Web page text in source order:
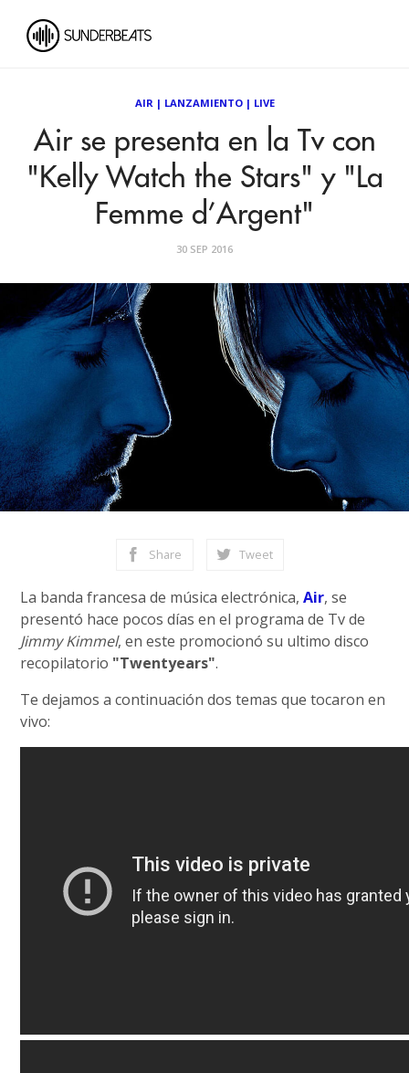
AIR| LANZAMIENTO| LIVE
Air se presenta en la Tv con
"Kelly Watch the Stars" y "La
Femme d’Argent"
30 SEP 2016
Share Tweet
La banda francesa de música electrónica,Air, se
presentó hace pocos días en el programa de Tv de
Jimmy Kimmel, en este promocionó su ultimo disco
recopilatorio "Twentyears".
Te dejamos a continuación dos temas que tocaron en
vivo: